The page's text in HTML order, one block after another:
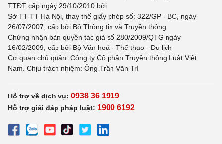
TTĐT cấp ngày 29/10/2010 bởi
Sở TT-TT Hà Nội, thay thế giấy phép số: 322/GP - BC, ngày
26/07/2007, cấp bởi Bộ Thông tin và Truyền thông
Chứng nhận bản quyền tác giả số 280/2009/QTG ngày
16/02/2009, cấp bởi Bộ Văn hoá - Thể thao - Du lịch
Cơ quan chủ quản: Công ty Cổ phần Truyền thông Luật Việt
Nam. Chịu trách nhiệm: Ông Trần Văn Trí
Hỗ trợ về dịch vụ: 0938 36 1919
Hỗ trợ giải đáp pháp luật: 1900 6192